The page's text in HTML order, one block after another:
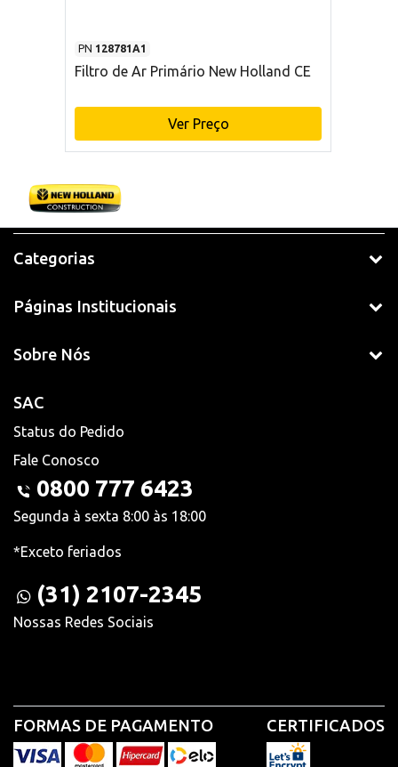
PN 128781A1
Filtro de Ar Primário New Holland CE
Ver Preço
Categorias
Páginas Institucionais
Sobre Nós
SAC
Status do Pedido
Fale Conosco
0800 777 6423
Segunda à sexta 8:00 às 18:00
*Exceto feriados
(31) 2107-2345
Nossas Redes Sociais
FORMAS DE PAGAMENTO CERTIFICADOS